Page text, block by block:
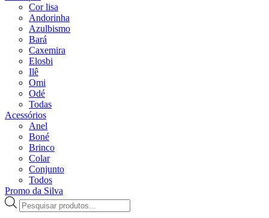
Cor lisa
Andorinha
Azulbismo
Bará
Caxemira
Elosbi
Ilê
Omi
Odé
Todas
Acessórios
Anel
Boné
Brinco
Colar
Conjunto
Todos
Promo da Silva
Pesquisar
produtos